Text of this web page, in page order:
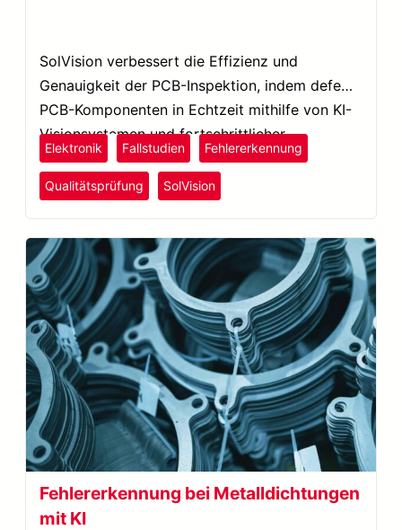
SolVision verbessert die Effizienz und
Genauigkeit der PCB-Inspektion, indem defekte
PCB-Komponenten in Echtzeit mithilfe von KI-
Visionsystemen und fortschrittlicher
Bildverarbeitung identifiziert werden.
Elektronik Fallstudien Fehlererkennung
Qualitätsprüfung SolVision
Fehlererkennung bei Metalldichtungen
mit KI